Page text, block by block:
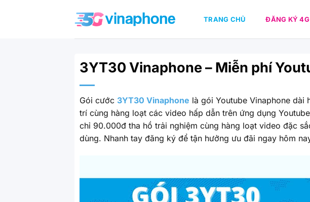
TRANG CHỦ ĐĂNG KÝ 4G
3YT30 Vinaphone – Miễn phí
Gói cước 3YT30 Vinaphone là gói Youtube Vinaphone dài
trí cùng hàng loạt các video hấp dẫn trên ứng dụng
chỉ 90.000đ tha hồ trải nghiệm cùng hàng loạt video đặc
dùng. Nhanh tay đăng ký để tận hưởng ưu đãi ngay hôm